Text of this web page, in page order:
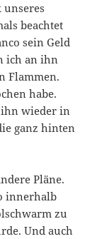
unseres
beachtet
sein Geld
ich an ihn
Flammen.
habe.
ihn wieder in
ganz hinten
Pläne.
innerhalb
zu
Und auch